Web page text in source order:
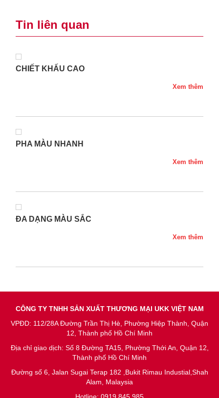
Tin liên quan
CHIẾT KHẤU CAO
Xem thêm
PHA MÀU NHANH
Xem thêm
ĐA DẠNG MÀU SẮC
Xem thêm
CÔNG TY TNHH SẢN XUẤT THƯƠNG MẠI UKK VIỆT NAM
VPĐD: 112/28A Đường Trần Thị Hè, Phường Hiệp Thành, Quận
12, Thành phố Hồ Chí Minh
Địa chỉ giao dịch: Số 8 Đường TA15, Phường Thới An, Quận 12,
Thành phố Hồ Chí Minh
Đường số 6, Jalan Sugai Terap 182 ,Bukit Rimau Industial,Shah
Alam, Malaysia